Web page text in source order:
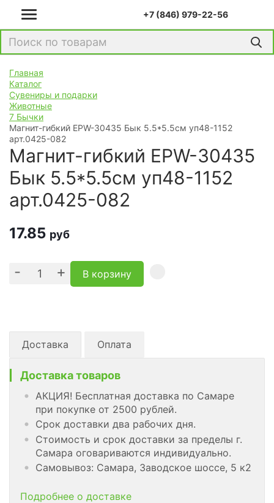
+7 (846) 979-22-56
Главная
Каталог
Сувениры и подарки
Животные
7 Бычки
Магнит-гибкий EPW-30435 Бык 5.5*5.5см уп48-1152
арт.0425-082
Магнит-гибкий EPW-30435
Бык 5.5*5.5см уп48-1152
арт.0425-082
17.85 руб
- + В корзину
Доставка Оплата
Доставка товаров
АКЦИЯ! Бесплатная доставка по Самаре
при покупке от 2500 рублей.
Срок доставки два рабочих дня.
Стоимость и срок доставки за пределы г.
Самара оговариваются индивидуально.
Самовывоз: Самара, Заводское шоссе, 5 к2
Подробнее о доставке